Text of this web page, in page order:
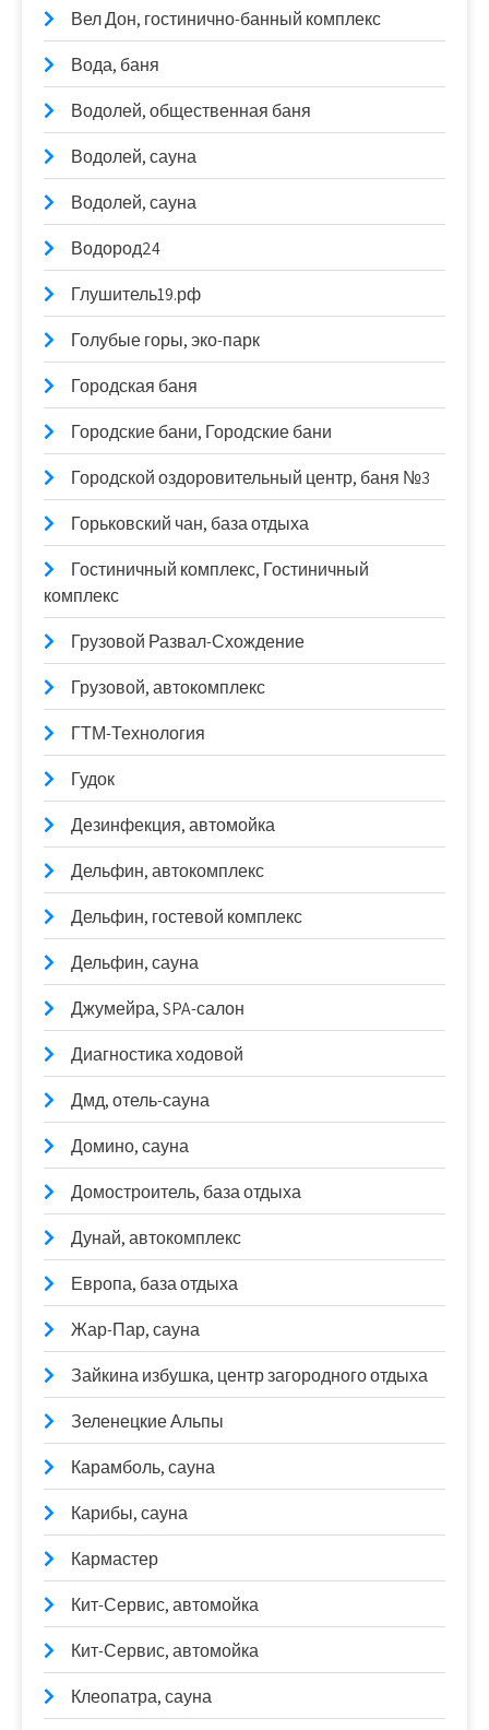
Вел Дон, гостинично-банный комплекс
Вода, баня
Водолей, общественная баня
Водолей, сауна
Водолей, сауна
Водород24
Глушитель19.рф
Голубые горы, эко-парк
Городская баня
Городские бани, Городские бани
Городской оздоровительный центр, баня №3
Горьковский чан, база отдыха
Гостиничный комплекс, Гостиничный
комплекс
Грузовой Развал-Схождение
Грузовой, автокомплекс
ГТМ-Технология
Гудок
Дезинфекция, автомойка
Дельфин, автокомплекс
Дельфин, гостевой комплекс
Дельфин, сауна
Джумейра, SPA-салон
Диагностика ходовой
Дмд, отель-сауна
Домино, сауна
Домостроитель, база отдыха
Дунай, автокомплекс
Европа, база отдыха
Жар-Пар, сауна
Зайкина избушка, центр загородного отдыха
Зеленецкие Альпы
Карамболь, сауна
Карибы, сауна
Кармастер
Кит-Сервис, автомойка
Кит-Сервис, автомойка
Клеопатра, сауна